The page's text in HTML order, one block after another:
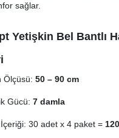
sağlar.
Yetişkin Bel Bantlı
Ölçüsü: 50 – 90 cm
Gücü: 7 damla
30 adet x 4 paket =